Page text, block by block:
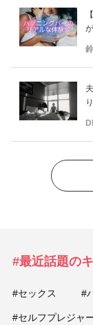
#最近話題の
#セックス #
#セルフプレジャ